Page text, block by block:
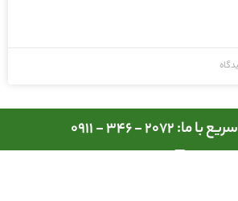
2072 - 346 - 0911